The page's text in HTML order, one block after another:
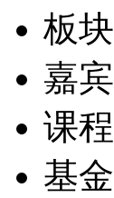
板块
嘉宾
课程
基金